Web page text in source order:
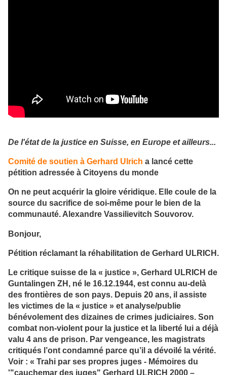
De l'état de la justice en Suisse, en Europe et ailleurs...
Comité de soutien à Gerhard Ulrich a lancé cette
pétition adressée à Citoyens du monde
On ne peut acquérir la gloire véridique. Elle coule de la
source du sacrifice de soi-même pour le bien de la
communauté. Alexandre Vassilievitch Souvorov.
Bonjour,
Pétition réclamant la réhabilitation de Gerhard ULRICH.
Le critique suisse de la « justice », Gerhard ULRICH de
Guntalingen ZH, né le 16.12.1944, est connu au-delà
des frontières de son pays. Depuis 20 ans, il assiste
les victimes de la « justice » et analyse/publie
bénévolement des dizaines de crimes judiciaires. Son
combat non-violent pour la justice et la liberté lui a déjà
valu 4 ans de prison. Par vengeance, les magistrats
critiqués l’ont condamné parce qu’il a dévoilé la vérité.
Voir : « Trahi par ses propres juges - Mémoires du
ʹ"cauchemar des juges" Gerhard ULRICH 2000 –